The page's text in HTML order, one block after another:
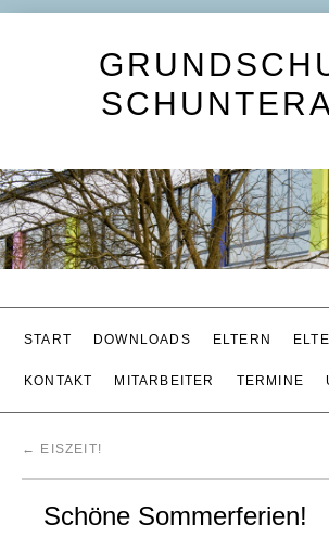
START DOWNLOADS ELTERN
KONTAKT MITARBEITER TERMINE
← EISZEIT!
Schöne Sommerferien!